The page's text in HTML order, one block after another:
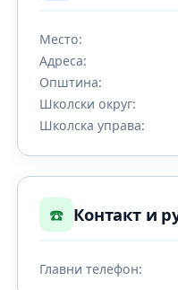
Место:
Адреса:
Општина:
Школски округ:
Школска управа:
☎️ Контакт и
Главни телефон: